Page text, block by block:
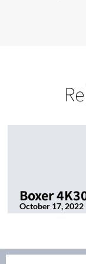
Boxer
October 17, 2022